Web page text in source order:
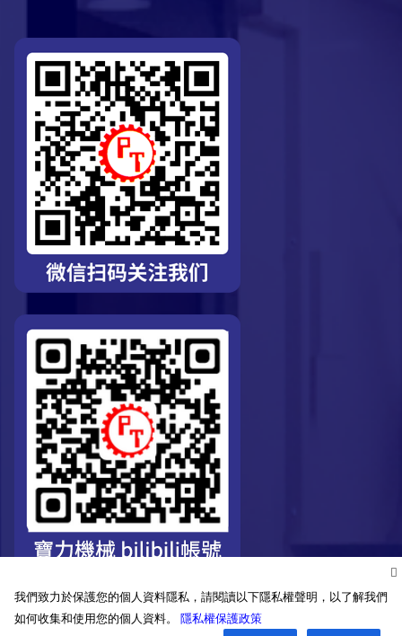
我們致力於保護您的個人資料隱私，請閱讀以下隱私權聲明，以了解我們
如何收集和使用您的個人資料。 隱私權保護政策